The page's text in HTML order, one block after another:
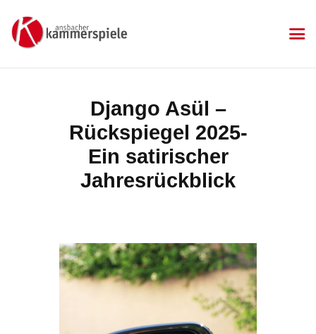
Django Asül –
Rückspiegel 2025-
Ein satirischer
Jahresrückblick
KAMMERSPIELE
Aktuelles
Kartenkauf
Die Kammerspiele
Mitgliedschaft
Impressum
Datenschutzerklärung